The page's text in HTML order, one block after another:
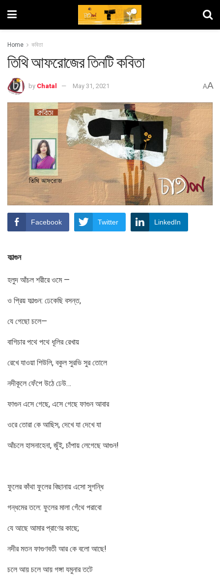
Home কবিতা
তিথি আফরোজের তিনটি কবিতা
by Chatal May 31, 2021 AA
Facebook Twitter LinkedIn
ফাল্গুন
হলুদ আঁচল শরীরে ওমে —
ও প্রিয় ফাল্গুন: ঢেকেছি বসন্ত,
যে গেছো চলে—
বাগিচার পথে পথে ধূলির রেখায়
রেখে যাওয়া শিউলি, বকুল সুরভি সুর তোলে
নদীকূলে ফেঁপে উঠে ঢেউ…
ফাগুন এসে গেছে, এসে গেছে ফাগুন আবার
ওরে তোরা কে আছিস, দেখে যা দেখে যা
আঁচলে হাসনাহেনা, জুঁই, চাঁপায় লেগেছে আগুন!
ফুলের কাঁথা ফুলের বিছানায় এসো সুগন্ধি
গন্ধমের তলে: ফুলের মালা গেঁথে পরাবো
যে আছে আমার প্রাণের কাছে;
নদীর মতন ফাগুণবতী আর কে বলো আছে!
চলে আয় চলে আয় গঙ্গা যমুনার তটে